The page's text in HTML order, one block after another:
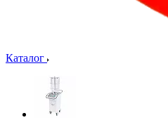
Каталог